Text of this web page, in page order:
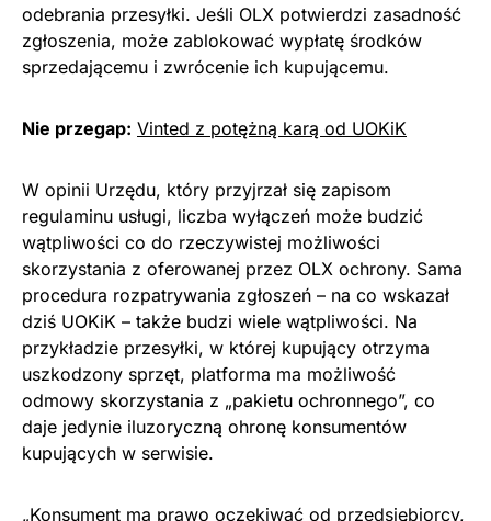
odebrania przesyłki. Jeśli OLX potwierdzi zasadność
zgłoszenia, może zablokować wypłatę środków
sprzedającemu i zwrócenie ich kupującemu.
Nie przegap: Vinted z potężną karą od UOKiK
W opinii Urzędu, który przyjrzał się zapisom
regulaminu usługi, liczba wyłączeń może budzić
wątpliwości co do rzeczywistej możliwości
skorzystania z oferowanej przez OLX ochrony. Sama
procedura rozpatrywania zgłoszeń – na co wskazał
dziś UOKiK – także budzi wiele wątpliwości. Na
przykładzie przesyłki, w której kupujący otrzyma
uszkodzony sprzęt, platforma ma możliwość
odmowy skorzystania z „pakietu ochronnego”, co
daje jedynie iluzoryczną ohronę konsumentów
kupujących w serwisie.
„Konsument ma prawo oczekiwać od przedsiębiorcy,